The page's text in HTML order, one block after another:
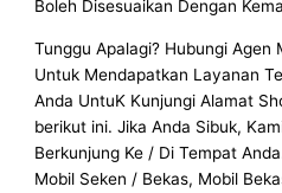
Boleh Disesuaikan Dengan
Tunggu Apalagi? Hubungi Agen
Untuk Mendapatkan Layanan
Anda UntuK Kunjungi Alamat
berikut ini. Jika Anda Sibuk,
Berkunjung Ke / Di Tempat
Mobil Seken / Bekas, Mobil